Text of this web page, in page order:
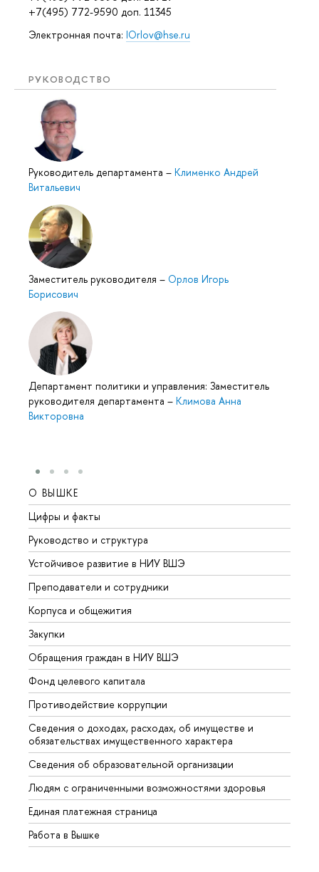
+7(495) 772-9590 доп. 11345
Электронная почта: IOrlov@hse.ru
РУКОВОДСТВО
Руководитель департамента – Клименко Андрей
Витальевич
Заместитель руководителя – Орлов Игорь
Борисович
Департамент политики и управления: Заместитель
руководителя департамента – Климова Анна
Викторовна
О ВЫШКЕ
Цифры и факты
Руководство и структура
Устойчивое развитие в НИУ ВШЭ
Преподаватели и сотрудники
Корпуса и общежития
Закупки
Обращения граждан в НИУ ВШЭ
Фонд целевого капитала
Противодействие коррупции
Сведения о доходах, расходах, об имуществе и
обязательствах имущественного характера
Сведения об образовательной организации
Людям с ограниченными возможностями здоровья
Единая платежная страница
Работа в Вышке